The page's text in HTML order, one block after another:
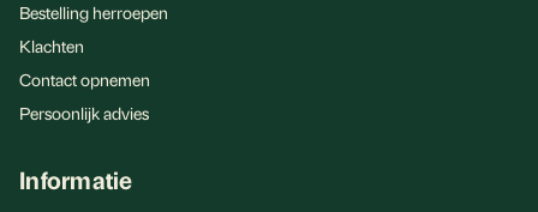
Bestelling herroepen
Klachten
Contact opnemen
Persoonlijk advies
Informatie